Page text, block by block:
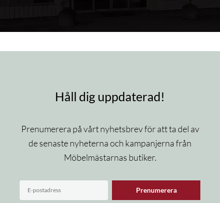
Håll dig uppdaterad!
Prenumerera på vårt nyhetsbrev för att ta del av
de senaste nyheterna och kampanjerna från
Möbelmästarnas butiker.
Prenumerera